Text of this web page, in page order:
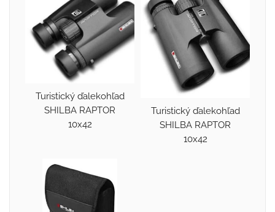
Turistický ďalekohľad
SHILBA RAPTOR
10x42
Turistický ďalekohľad
SHILBA RAPTOR
10x42